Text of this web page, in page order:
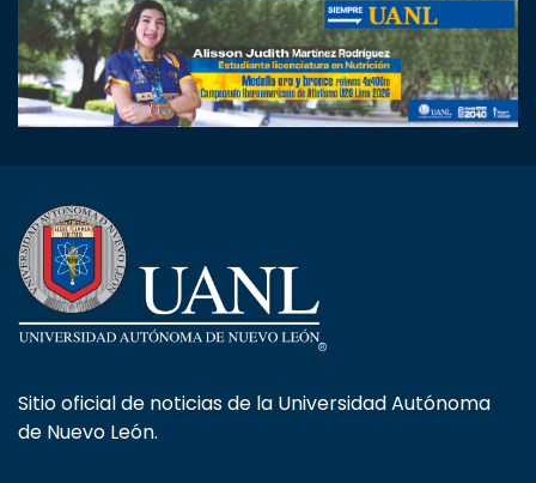
Sitio oficial de noticias de la Universidad Autónoma
de Nuevo León.